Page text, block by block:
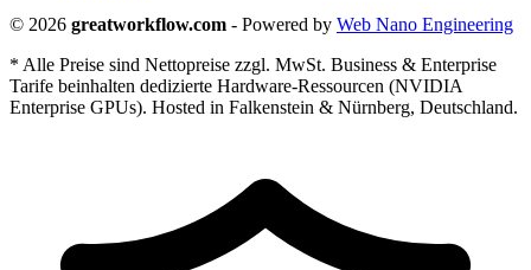
© 2026 greatworkflow.com - Powered by Web Nano Engineering
* Alle Preise sind Nettopreise zzgl. MwSt. Business & Enterprise
Tarife beinhalten dedizierte Hardware-Ressourcen (NVIDIA
Enterprise GPUs). Hosted in Falkenstein & Nürnberg, Deutschland.